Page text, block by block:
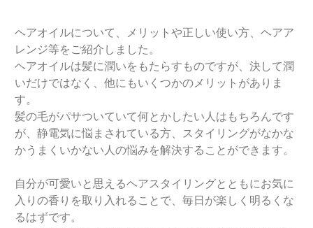
ヘアオイルについて、メリットや正しい使い方、ヘアア
レンジ等をご紹介しました。
ヘアオイルは髪に潤いをもたらすものですが、決して潤
いだけではなく、他にもいくつかのメリットがありま
す。
髪の毛がパサついていて何とかしたい人はもちろんです
が、静電気に悩まされている方、スタイリングがなかな
かうまくいかない人の悩みを解決することができます。
自分が可愛いと思えるヘアスタイリングとともにお気に
入りの香りを取り入れることで、毎日が楽しく明るくな
るはずです。